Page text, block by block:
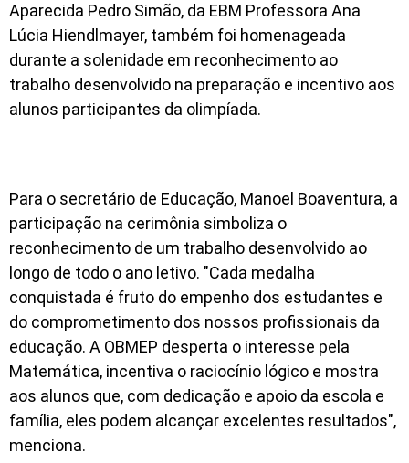
Aparecida Pedro Simão, da EBM Professora Ana
Lúcia Hiendlmayer, também foi homenageada
durante a solenidade em reconhecimento ao
trabalho desenvolvido na preparação e incentivo aos
alunos participantes da olimpíada.
Para o secretário de Educação, Manoel Boaventura, a
participação na cerimônia simboliza o
reconhecimento de um trabalho desenvolvido ao
longo de todo o ano letivo. "Cada medalha
conquistada é fruto do empenho dos estudantes e
do comprometimento dos nossos profissionais da
educação. A OBMEP desperta o interesse pela
Matemática, incentiva o raciocínio lógico e mostra
aos alunos que, com dedicação e apoio da escola e
família, eles podem alcançar excelentes resultados",
menciona.